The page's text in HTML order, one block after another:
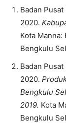
Badan
2020.
Kota
Bengkulu
Badan
2020.
Bengkulu
2019. Kota
Bengkulu